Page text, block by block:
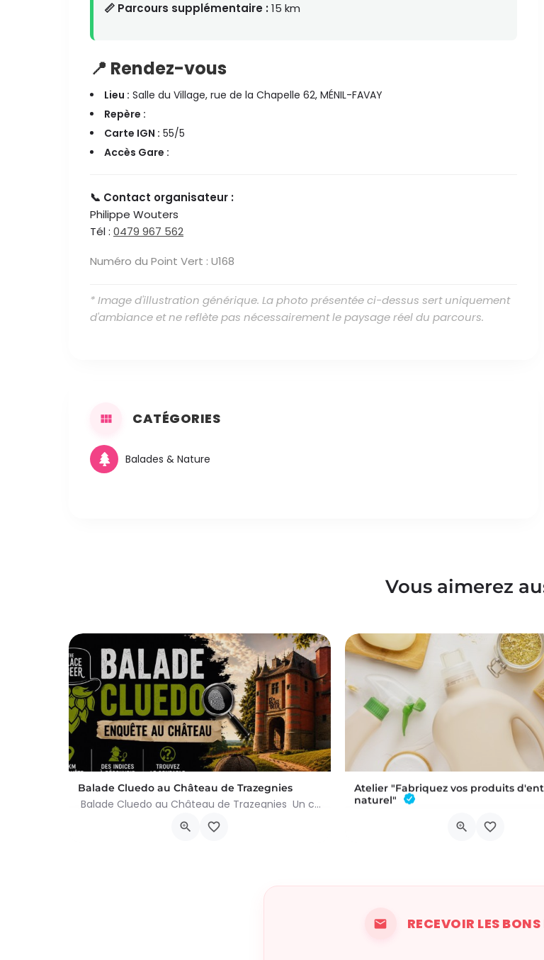
📏 Parcours supplémentaire :15 km
📍 Rendez-vous
Lieu : Salle du Village, rue de la Chapelle 62, MÉNIL-FAVAY
Repère :
Carte IGN : 55/5
Accès Gare :
📞 Contact organisateur :
Philippe Wouters
Tél : 0479 967 562
Numéro du Point Vert : U168
* Image d'illustration générique. La photo présentée ci-dessus sert uniquement
d'ambiance et ne reflète pas nécessairement le paysage réel du parcours.
CATÉGORIES
Balades & Nature
Vous aimerez
Balade Cluedo au Château de Trazegnies
Balade Cluedo au Château de Trazegnies Un crime a été commis au Château de Trazegnies… À vous de résoudre…
Place Albert Ier, Courcelles
Atelier "Fabriquez vos produits
naturel"
RECEVOIR LES